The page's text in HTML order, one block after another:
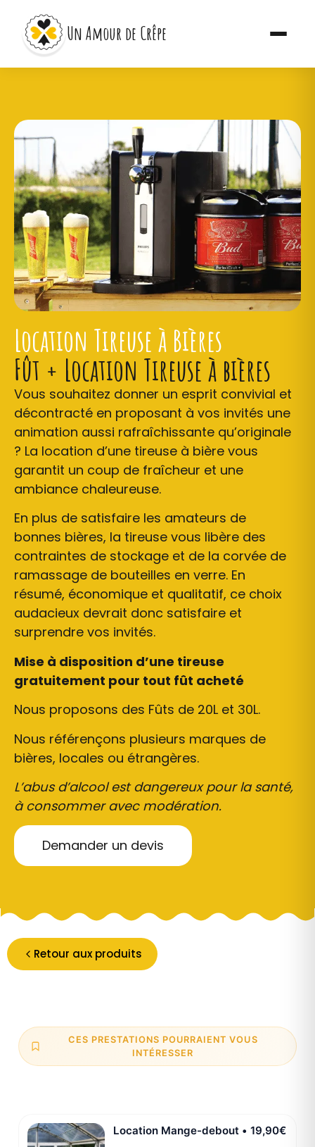
Un Amour de Crêpe
Location Tireuse à Bières
Fût + Location Tireuse à bières
Vous souhaitez donner un esprit convivial et
décontracté en proposant à vos invités une
animation aussi rafraîchissante qu’originale
? La location d’une tireuse à bière vous
garantit un coup de fraîcheur et une
ambiance chaleureuse.
En plus de satisfaire les amateurs de
bonnes bières, la tireuse vous libère des
contraintes de stockage et de la corvée de
ramassage de bouteilles en verre. En
résumé, économique et qualitatif, ce choix
audacieux devrait donc satisfaire et
surprendre vos invités.
Mise à disposition d’une tireuse
gratuitement pour tout fût acheté
Nous proposons des Fûts de 20L et 30L.
Nous référençons plusieurs marques de
bières, locales ou étrangères.
L’abus d’alcool est dangereux pour la santé,
à consommer avec modération.
Demander un devis
Retour aux produits
CES PRESTATIONS POURRAIENT VOUS
INTÉRESSER
Location Mange-debout • 19,90€